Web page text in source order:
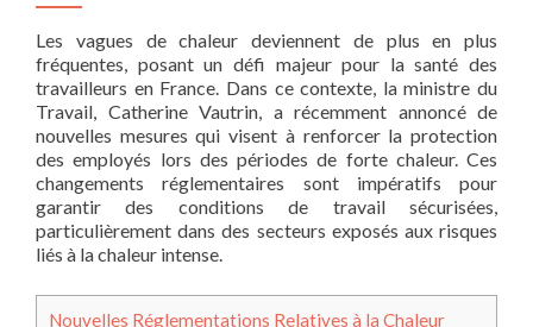
Les vagues de chaleur deviennent de plus en plus
fréquentes, posant un défi majeur pour la santé des
travailleurs en France. Dans ce contexte, la ministre du
Travail, Catherine Vautrin, a récemment annoncé de
nouvelles mesures qui visent à renforcer la protection
des employés lors des périodes de forte chaleur. Ces
changements réglementaires sont impératifs pour
garantir des conditions de travail sécurisées,
particulièrement dans des secteurs exposés aux risques
liés à la chaleur intense.
Nouvelles Réglementations Relatives à la Chaleur